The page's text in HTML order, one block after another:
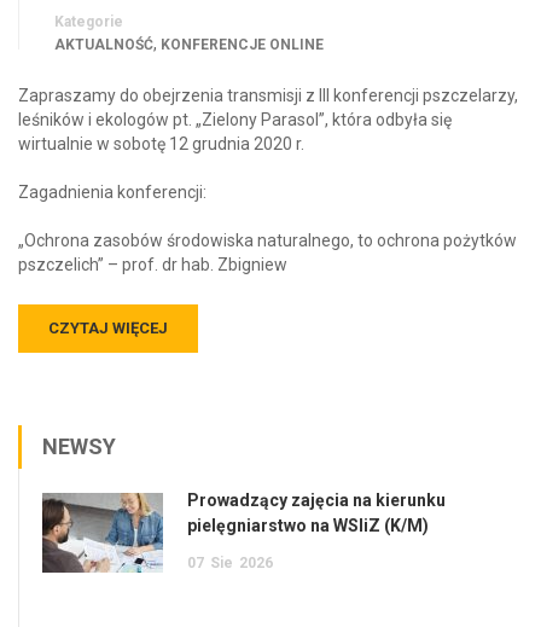
Kategorie
AKTUALNOŚĆ, KONFERENCJE ONLINE
Zapraszamy do obejrzenia transmisji z III konferencji pszczelarzy,
leśników i ekologów pt. „Zielony Parasol”, która odbyła się
wirtualnie w sobotę 12 grudnia 2020 r.
Zagadnienia konferencji:
„Ochrona zasobów środowiska naturalnego, to ochrona pożytków
pszczelich” – prof. dr hab. Zbigniew
CZYTAJ WIĘCEJ
NEWSY
Prowadzący zajęcia na kierunku
pielęgniarstwo na WSIiZ (K/M)
07 Sie 2026